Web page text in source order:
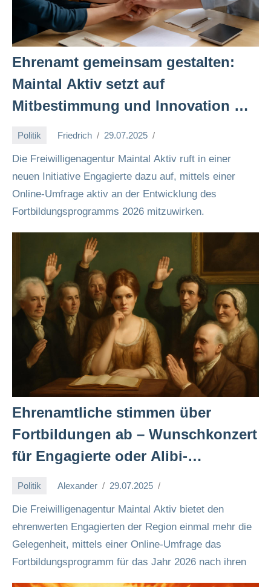
Ehrenamt gemeinsam gestalten:
Maintal Aktiv setzt auf
Mitbestimmung und Innovation 🙌
Politik Friedrich 29.07.2025
Die Freiwilligenagentur Maintal Aktiv ruft in einer
neuen Initiative Engagierte dazu auf, mittels einer
Online-Umfrage aktiv an der Entwicklung des
Fortbildungsprogramms 2026 mitzuwirken.
Ehrenamtliche stimmen über
Fortbildungen ab – Wunschkonzert
für Engagierte oder Alibi-
Politik Alexander 29.07.2025
Die Freiwilligenagentur Maintal Aktiv bietet den
ehrenwerten Engagierten der Region einmal mehr die
Gelegenheit, mittels einer Online-Umfrage das
Fortbildungsprogramm für das Jahr 2026 nach ihren